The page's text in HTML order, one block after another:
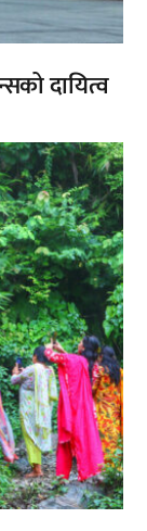
दायित्व